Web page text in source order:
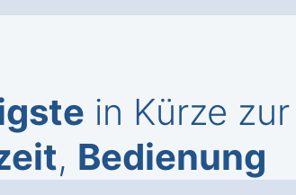
in Kürze
, Bedienung